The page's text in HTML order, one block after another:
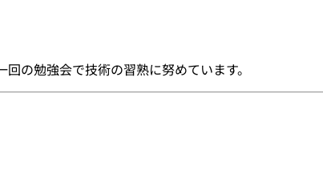
の勉強会で技術の習熟に努めています。